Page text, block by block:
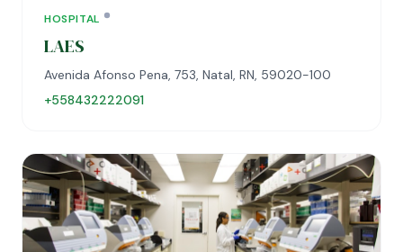
HOSPITAL
LAES
Avenida Afonso Pena, 753, Natal, RN, 59020-100
+558432222091